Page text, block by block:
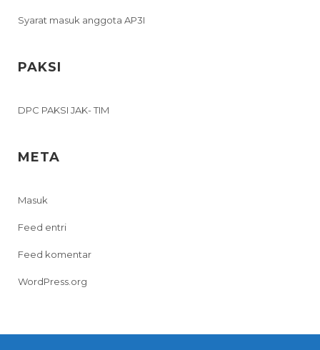
Syarat masuk anggota AP3I
PAKSI
DPC PAKSI JAK- TIM
META
Masuk
Feed entri
Feed komentar
WordPress.org